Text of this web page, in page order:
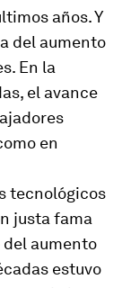
años. Y
del aumento
En la
el avance
en
tecnológicos
justa fama
del aumento
estuvo